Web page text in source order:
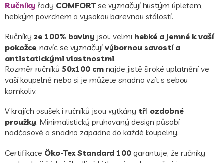
Ručníky řady COMFORTse vyznačují hustým úpletem,
hebkým povrchem a vysokou barevnou stálostí.
Ručníky ze 100% bavlny jsou velmi hebké a jemné k vaší
pokožce, navíc se vyznačujívýbornou savostí a
antistatickými vlastnostmi.
Rozměr ručníků 50x100 cm najde jistě široké uplatnění ve
vaší koupelně nebo si je můžete snadno vzít s sebou
kamkoliv.
V krajích osušek i ručníků jsou vytkány tři ozdobné
proužky. Minimalistický pruhovaný design působí
nadčasově a snadno zapadne do každé koupelny.
Certifikace Öko-Tex Standard 100 garantuje, že ručníky